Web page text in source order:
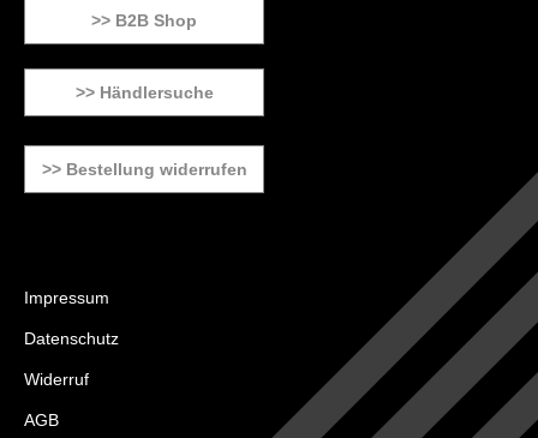
>> B2B Shop
>> Händlersuche
>> Bestellung widerrufen
Impressum
Datenschutz
Widerruf
AGB